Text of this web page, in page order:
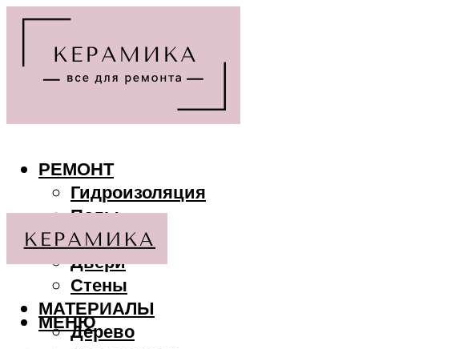
РЕМОНТ
Гидроизоляция
Полы
Потолки
Двери
Стены
МАТЕРИАЛЫ
Дерево
МЕНЮ